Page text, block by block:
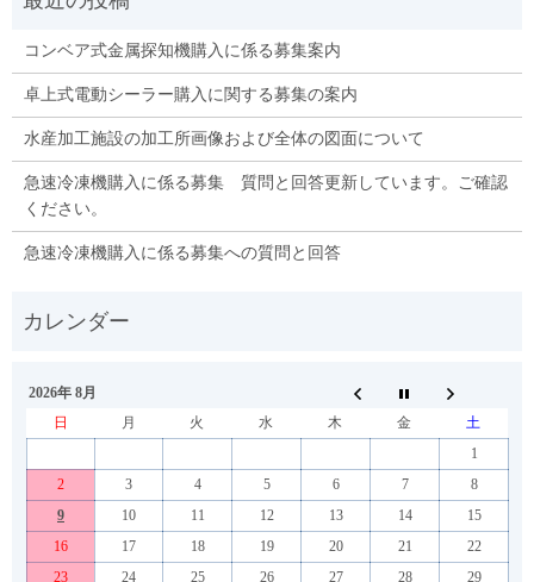
コンベア式金属探知機購入に係る募集案内
卓上式電動シーラー購入に関する募集の案内
水産加工施設の加工所画像および全体の図面について
急速冷凍機購入に係る募集 質問と回答更新しています。ご確認
ください。
急速冷凍機購入に係る募集への質問と回答
2026年 8月
日
月 火 水 木 金
土
1
2
3 4 5 6 7
8
9
10 11 12 13 14
15
16
17 18 19 20 21
22
23
24 25 26 27 28 29